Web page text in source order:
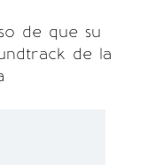
de que su
de la